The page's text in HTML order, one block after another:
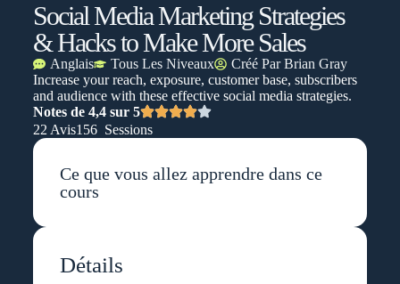
Social Media Marketing Strategies
& Hacks to Make More Sales
Anglais Tous Les Niveaux Créé ParBrian Gray
Increase your reach, exposure, customer base, subscribers
and audience with these effective social media strategies.
Notes de 4,4 sur 5
22 Avis156 Sessions
Ce que vous allez apprendre dans ce
cours
Détails